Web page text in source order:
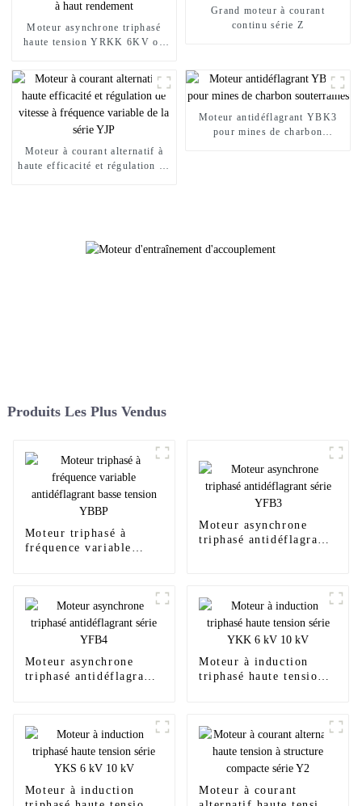
Moteur asynchrone triphasé
haute tension YRKK 6KV ou
Grand moteur à courant
continu série Z
Moteur à courant alternatif à
haute efficacité et régulation de
Moteur antidéflagrant YBK3
pour mines de charbon
Produits Les Plus Vendus
Moteur triphasé à
fréquence variable
Moteur asynchrone
triphasé antidéflagrant
Moteur asynchrone
triphasé antidéflagrant
Moteur à induction
triphasé haute tension
Moteur à induction
Moteur à courant